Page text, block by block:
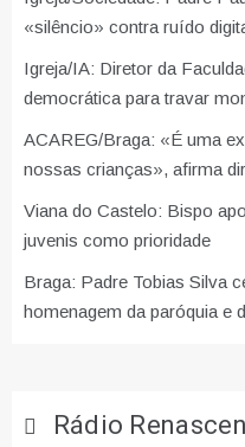
«silêncio» contra ruído
Igreja/IA: Diretor da
democrática para travar
ACAREG/Braga: «É uma
nossas crianças», afirma
Viana do Castelo: Bispo
juvenis como prioridade
Braga: Padre Tobias Silva
homenagem da paróquia e
Rádio